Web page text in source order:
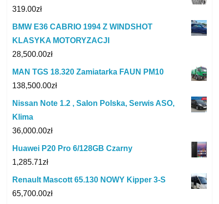
319.00zł
BMW E36 CABRIO 1994 Z WINDSHOT
KLASYKA MOTORYZACJI
28,500.00zł
MAN TGS 18.320 Zamiatarka FAUN PM10
138,500.00zł
Nissan Note 1.2 , Salon Polska, Serwis ASO,
Klima
36,000.00zł
Huawei P20 Pro 6/128GB Czarny
1,285.71zł
Renault Mascott 65.130 NOWY Kipper 3-S
65,700.00zł